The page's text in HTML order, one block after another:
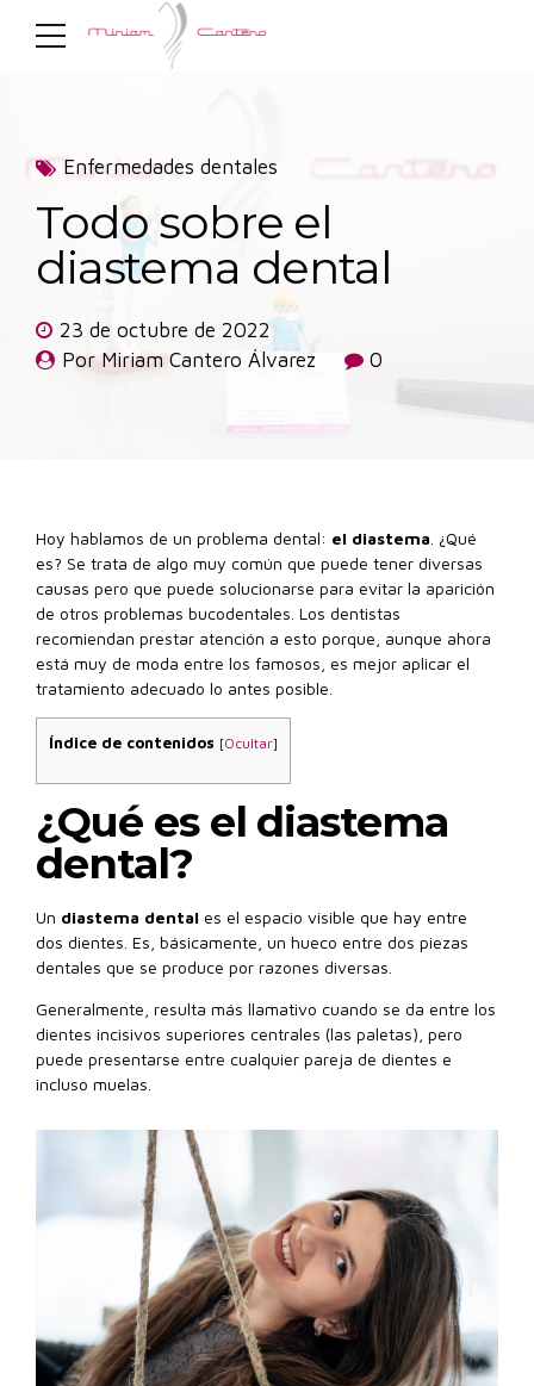
Enfermedades dentales
Todo sobre el
diastema dental
23 de octubre de 2022
Por Miriam Cantero Álvarez
0
Hoy hablamos de un problema dental: el diastema . ¿Qué
es? Se trata de algo muy común que puede tener diversas
causas pero que puede solucionarse para evitar la aparición
de otros problemas bucodentales. Los dentistas
recomiendan prestar atención a esto porque, aunque ahora
está muy de moda entre los famosos, es mejor aplicar el
tratamiento adecuado lo antes posible.
Índice de contenidos [Ocultar]
¿Qué es el diastema
dental?
Un diastema dental es el espacio visible que hay entre
dos dientes. Es, básicamente, un hueco entre dos piezas
dentales que se produce por razones diversas.
Generalmente, resulta más llamativo cuando se da entre los
dientes incisivos superiores centrales (las paletas), pero
puede presentarse entre cualquier pareja de dientes e
incluso muelas.